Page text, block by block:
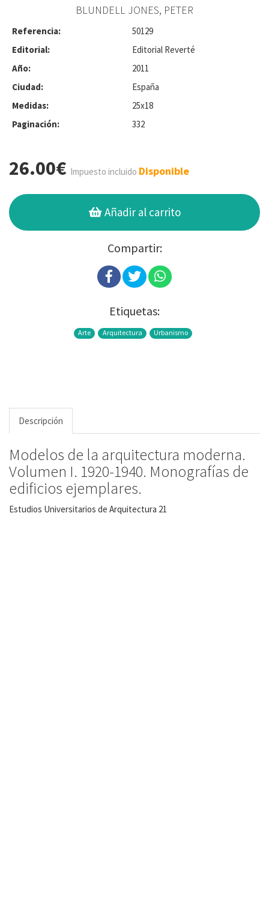
BLUNDELL JONES, PETER
Referencia:
50129
Editorial:
Editorial Reverté
Año:
2011
Ciudad:
España
Medidas:
25x18
Paginación:
332
26.00€ Impuesto incluido Disponible
Añadir al carrito
Compartir:
Etiquetas:
Arte Arquitectura Urbanismo
Descripción
Modelos de la arquitectura moderna.
Volumen I. 1920-1940. Monografías de
edificios ejemplares.
Estudios Universitarios de Arquitectura 21